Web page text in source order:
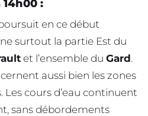
:
en ce début
surtout la partie Est du
et l’ensemble du Gard.
aussi bien les zones
Les cours d’eau continuent
sans débordements